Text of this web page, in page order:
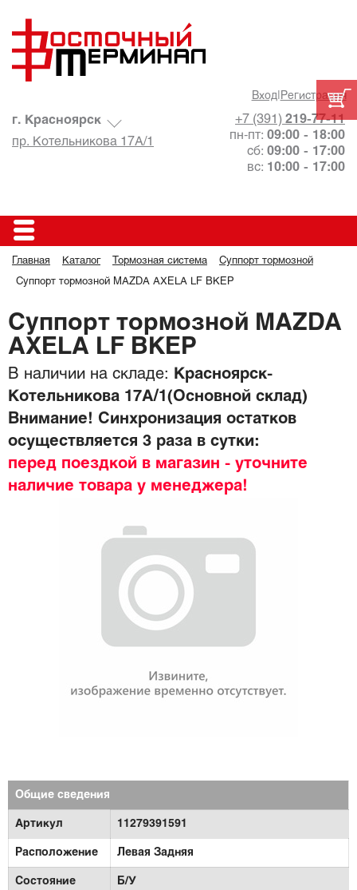
Вход| Регистрация
+7 (391) 219-77-11
пн-пт: 09:00 - 18:00
сб: 09:00 - 17:00
вс: 10:00 - 17:00
г. Красноярск
пр. Котельникова 17А/1
Главная Каталог Тормозная система Суппорт тормозной
Суппорт тормозной MAZDA AXELA LF BKEP
Суппорт тормозной MAZDA
AXELA LF BKEP
В наличии на складе:
Красноярск-
Котельникова 17А/1(Основной склад)
Внимание! Синхронизация остатков
осуществляется 3 раза в сутки:
перед поездкой в магазин - уточните
наличие товара у менеджера!
Общие сведения
Артикул 11279391591
Расположение Левая Задняя
Состояние Б/У